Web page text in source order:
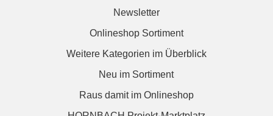
Newsletter
Onlineshop Sortiment
Weitere Kategorien im Überblick
Neu im Sortiment
Raus damit im Onlineshop